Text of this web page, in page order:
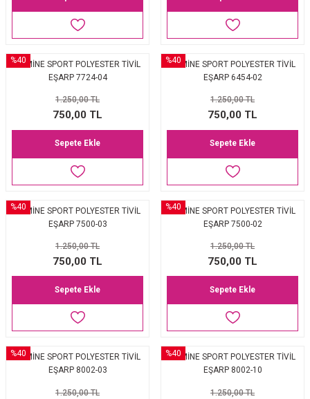
%40
ARMİNE SPORT POLYESTER TİVİL
EŞARP 7724-04
1.250,00 TL
750,00 TL
Sepete Ekle
%40
ARMİNE SPORT POLYESTER TİVİL
EŞARP 6454-02
1.250,00 TL
750,00 TL
Sepete Ekle
%40
ARMİNE SPORT POLYESTER TİVİL
EŞARP 7500-03
1.250,00 TL
750,00 TL
Sepete Ekle
%40
ARMİNE SPORT POLYESTER TİVİL
EŞARP 7500-02
1.250,00 TL
750,00 TL
Sepete Ekle
%40
ARMİNE SPORT POLYESTER TİVİL
EŞARP 8002-03
1.250,00 TL
%40
ARMİNE SPORT POLYESTER TİVİL
EŞARP 8002-10
1.250,00 TL